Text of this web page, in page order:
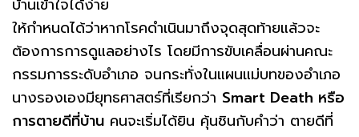
บ้านเข้าใจได้ง่าย
ให้กำหนดได้ว่าหากโรคดำเนินมาถึงจุดสุดท้ายแล้วจะ
ต้องการการดูแลอย่างไร โดยมีการขับเคลื่อนผ่านคณะ
กรรมการระดับอำเภอ จนกระทั่งในแผนแม่บทของอำเภอ
นางรองเองมียุทธศาสตร์ที่เรียกว่า Smart Death หรือ
การตายดีที่บ้าน คนจะเริ่มได้ยิน คุ้นชินกับคำว่า ตายดีที่